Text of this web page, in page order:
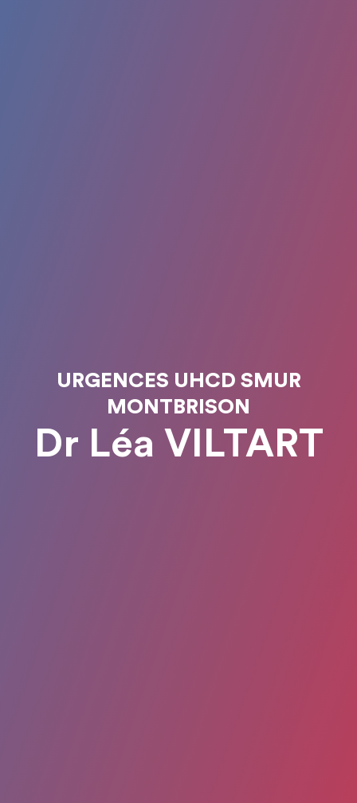
URGENCES UHCD SMUR
MONTBRISON
Dr Léa VILTART